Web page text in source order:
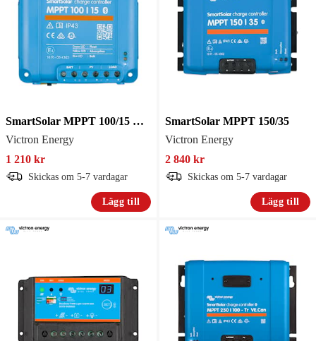
SmartSolar MPPT 100/15 Retail
Victron Energy
1 210 kr
Skickas om 5-7 vardagar
Lägg till
SmartSolar MPPT 150/35
Victron Energy
2 840 kr
Skickas om 5-7 vardagar
Lägg till